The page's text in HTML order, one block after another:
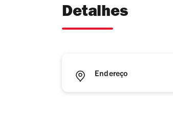
Detalhes
Endereço